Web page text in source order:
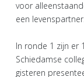
voor
een
In ronde 1 zijn er
Schiedamse
gisteren